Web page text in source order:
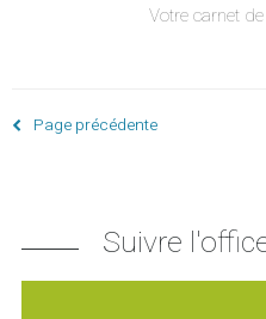
Votre carnet
Page précédente
Suivre